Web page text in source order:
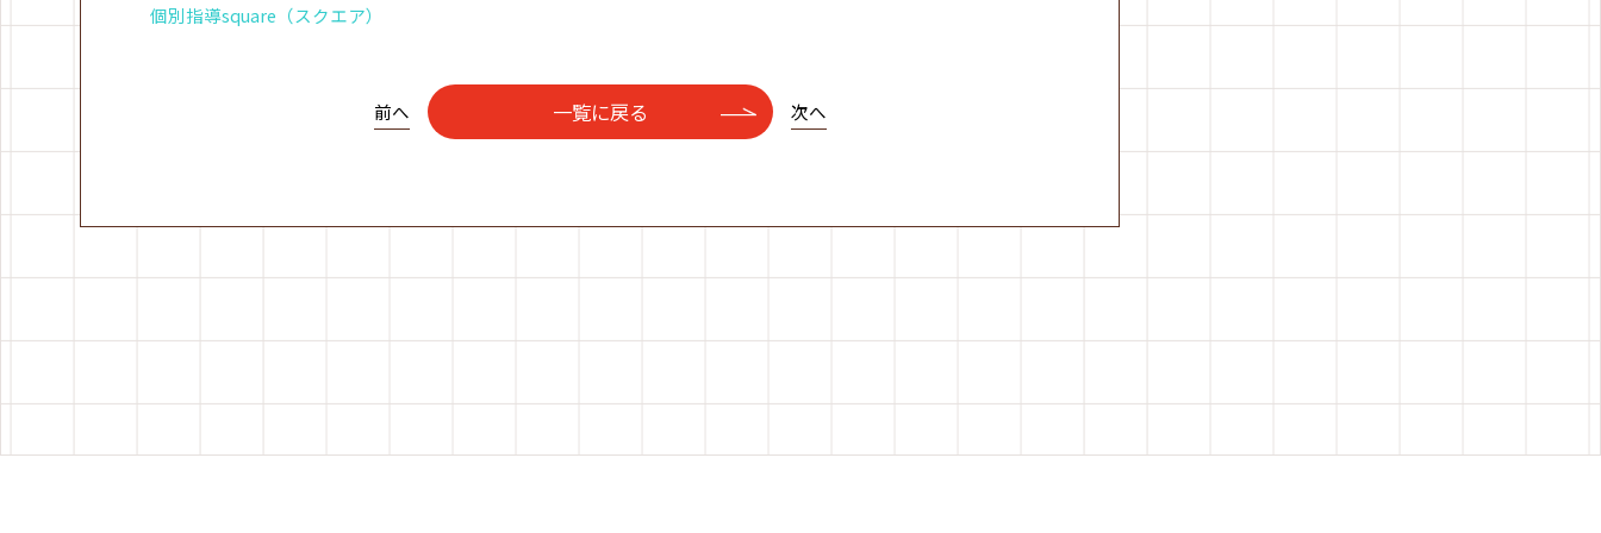
個別指導square（スクエア）
前へ 一覧に戻る 次へ